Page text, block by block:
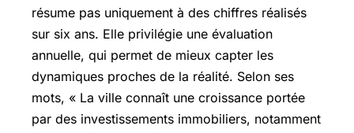
résume pas uniquement à des chiffres réalisés
sur six ans. Elle privilégie une évaluation
annuelle, qui permet de mieux capter les
dynamiques proches de la réalité. Selon ses
mots, « La ville connaît une croissance portée
par des investissements immobiliers, notamment